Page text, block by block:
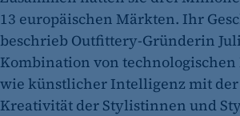
13 europäischen Märkten. Ihr
beschrieb Outfittery-Gründerin
Kombination von
wie künstlicher Intelligenz mit
Kreativität der Stylistinnen und